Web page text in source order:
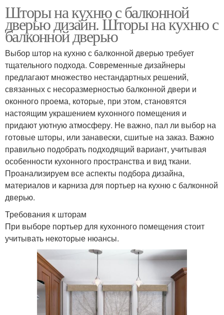
Шторы на кухню с балконной
дверью дизайн. Шторы на кухню с
балконной дверью
Выбор штор на кухню с балконной дверью требует
тщательного подхода. Современные дизайнеры
предлагают множество нестандартных решений,
связанных с несоразмерностью балконной двери и
оконного проема, которые, при этом, становятся
настоящим украшением кухонного помещения и
придают уютную атмосферу. Не важно, пал ли выбор на
готовые шторы, или занавески, сшитые на заказ. Важно
правильно подобрать подходящий вариант, учитывая
особенности кухонного пространства и вид ткани.
Проанализируем все аспекты подбора дизайна,
материалов и карниза для портьер на кухню с балконной
дверью.
Требования к шторам
При выборе портьер для кухонного помещения стоит
учитывать некоторые нюансы.